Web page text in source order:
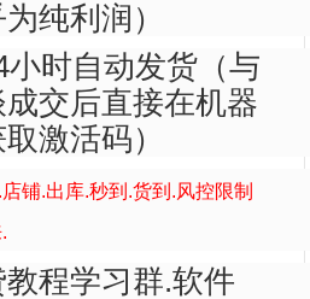
纯利润）
小时自动发货（与
交后直接在机器
激活码）
铺.出库.秒到.货到.风控限制
程学习群.软件